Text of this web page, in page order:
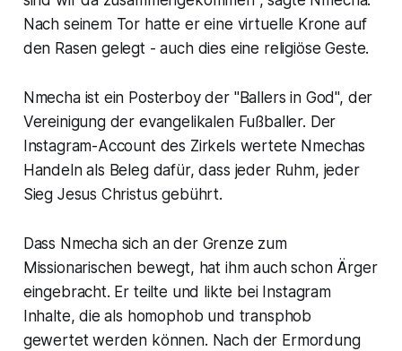
Nach seinem Tor hatte er eine virtuelle Krone auf
den Rasen gelegt - auch dies eine religiöse Geste.
Nmecha ist ein Posterboy der "Ballers in God", der
Vereinigung der evangelikalen Fußballer. Der
Instagram-Account des Zirkels wertete Nmechas
Handeln als Beleg dafür, dass jeder Ruhm, jeder
Sieg Jesus Christus gebührt.
Dass Nmecha sich an der Grenze zum
Missionarischen bewegt, hat ihm auch schon Ärger
eingebracht. Er teilte und likte bei Instagram
Inhalte, die als homophob und transphob
gewertet werden können. Nach der Ermordung